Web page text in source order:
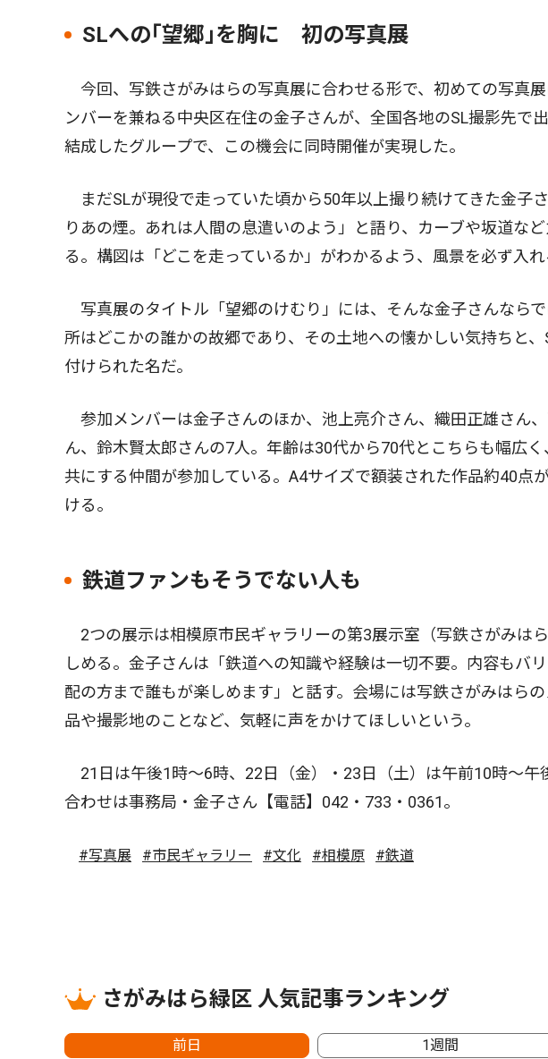
SLへの｢望郷｣を胸に 初の写真展
今回、写鉄さがみはらの写真展に合わせる形で、初めての写真
ンバーを兼ねる中央区在住の金子さんが、全国各地のSL撮影先で
結成したグループで、この機会に同時開催が実現した。
まだSLが現役で走っていた頃から50年以上撮り続けてきた金子
りあの煙。あれは人間の息遣いのよう」と語り、カーブや坂道な
る。構図は「どこを走っているか」がわかるよう、風景を必ず入れ
写真展のタイトル「望郷のけむり」には、そんな金子さんなら
所はどこかの誰かの故郷であり、その土地への懐かしい気持ちと
付けられた名だ。
参加メンバーは金子さんのほか、池上亮介さん、織田正雄さん
ん、鈴木賢太郎さんの7人。年齢は30代から70代とこちらも幅広
共にする仲間が参加している。A4サイズで額装された作品約40点
ける。
鉄道ファンもそうでない人も
2つの展示は相模原市民ギャラリーの第3展示室（写鉄さがみは
しめる。金子さんは「鉄道への知識や経験は一切不要。内容もバ
配の方まで誰もが楽しめます」と話す。会場には写鉄さがみはら
品や撮影地のことなど、気軽に声をかけてほしいという。
21日は午後1時〜6時、22日（金）・23日（土）は午前10時〜午
合わせは事務局・金子さん【電話】042・733・0361。
#写真展 #市民ギャラリー #文化 #相模原 #鉄道
さがみはら緑区 人気記事ランキング
前日 1週間